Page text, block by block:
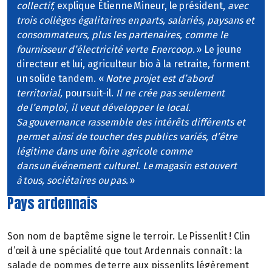
collectif,explique Étienne Mineur, le président, avec
trois collèges égalitaires en parts, salariés, paysans et
consommateurs, plus les partenaires, comme le
fournisseur d’électricité verte Enercoop.» Le jeune
directeur et lui, agriculteur bio à la retraite, forment
un solide tandem. « Notre projet est d’abord
territorial, poursuit-il. Il ne crée pas seulement
de l’emploi, il veut développer le local.
Sa gouvernance rassemble des intérêts différents et
permet ainsi de toucher des publics variés, d’être
légitime dans une foire agricole comme
dans un événement culturel. Le magasin est ouvert
à tous, sociétaires ou pas.»
Pays ardennais
Son nom de baptême signe le terroir. Le Pissenlit ! Clin
d’œil à une spécialité que tout Ardennais connaît : la
salade de pommes de terre aux pissenlits légèrement